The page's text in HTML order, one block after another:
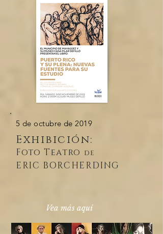
5 de octubre de 2019
Exhibición:
Foto Teatro de
ERIC BORCHERDING
Vea más aquí